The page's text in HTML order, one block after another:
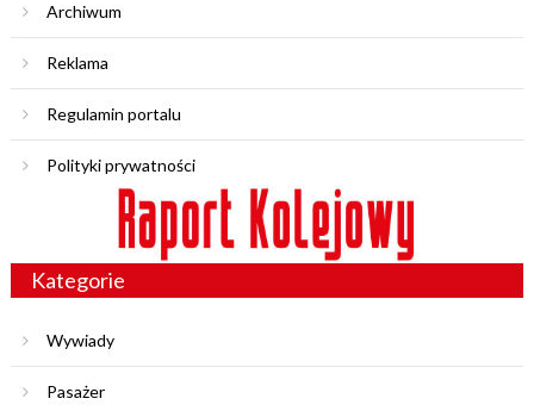
Archiwum
Reklama
Regulamin portalu
Polityki prywatności
Kategorie
Wywiady
Pasażer